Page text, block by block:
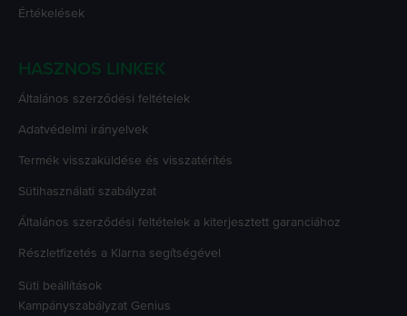
Értékelések
HASZNOS LINKEK
Általános szerződési feltételek
Adatvédelmi irányelvek
Termék visszaküldése és visszatérítés
Sütihasználati szabályzat
Általános szerződési feltételek a kiterjesztett garanciához
Részletfizetés a Klarna segítségével
Süti beállítások
Kampányszabályzat Genius